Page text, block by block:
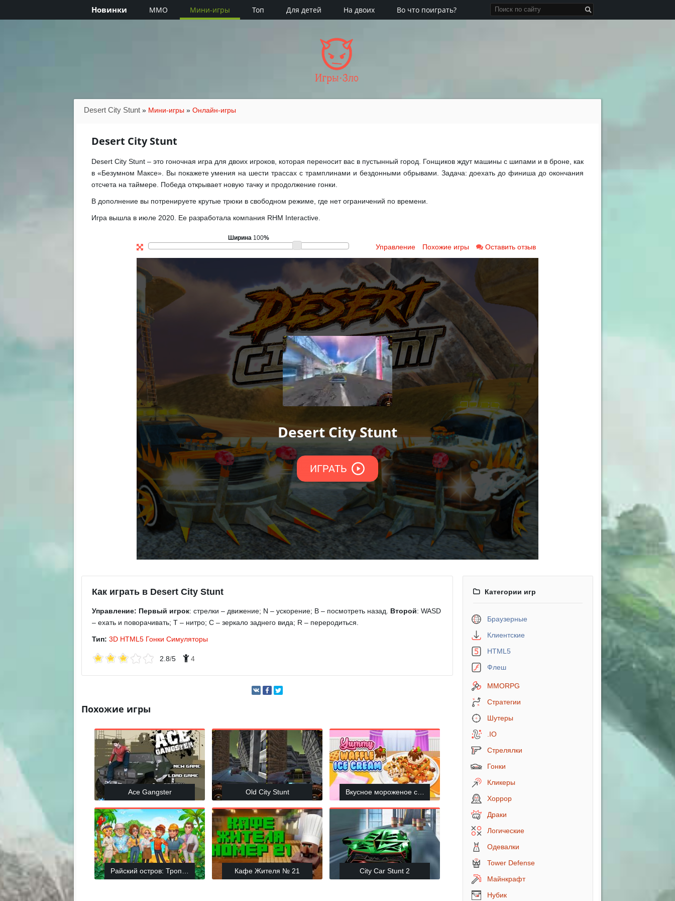
Новинки MMO Мини-игры Топ Для детей На двоих Во что поиграть?
Игры·Зло
Desert City Stunt » Мини-игры » Онлайн-игры
Desert City Stunt
Desert City Stunt – это гоночная игра для двоих игроков, которая переносит вас в пустынный город. Гонщиков ждут машины с шипами и в броне, как
в «Безумном Максе». Вы покажете умения на шести трассах с трамплинами и бездонными обрывами. Задача: доехать до финиша до окончания
отсчета на таймере. Победа открывает новую тачку и продолжение гонки.
В дополнение вы потренируете крутые трюки в свободном режиме, где нет ограничений по времени.
Игра вышла в июле 2020. Ее разработала компания RHM Interactive.
Ширина 100%
Управление Похожие игры Оставить отзыв
Как играть в Desert City Stunt
Управление: Первый игрок: стрелки – движение; N – ускорение; B – посмотреть назад. Второй: WASD
– ехать и поворачивать; T – нитро; C – зеркало заднего вида; R – переродиться.
Тип: 3D HTML5 Гонки Симуляторы
2.8/5 4
Похожие игры
Ace Gangster Old City Stunt Вкусное мороженое с вафлями
Райский остров: Тропическая Ферма Кафе Жителя № 21 City Car Stunt 2
Категории игр
Браузерные
Клиентские
HTML5
Флеш
MMORPG
Стратегии
Шутеры
.IO
Стрелялки
Гонки
Кликеры
Хоррор
Драки
Логические
Одевалки
Tower Defense
Майнкрафт
Нубик